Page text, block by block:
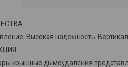
Высокая надежность.
крышные дымоудаления